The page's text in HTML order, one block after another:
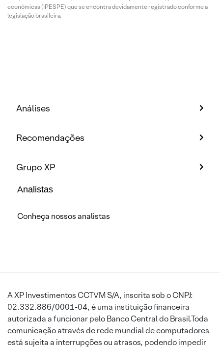
econômicas (IPESPE) que se encontra devidamente registrado conforme a
legislação brasileira.
Análises
Recomendações
Grupo XP
Analistas
Conheça nossos analistas
A XP Investimentos CCTVM S/A, inscrita sob o CNPJ:
02.332.886/0001-04, é uma instituição financeira
autorizada a funcionar pelo Banco Central do Brasil.Toda
comunicação através de rede mundial de computadores
está sujeita a interrupções ou atrasos, podendo impedir